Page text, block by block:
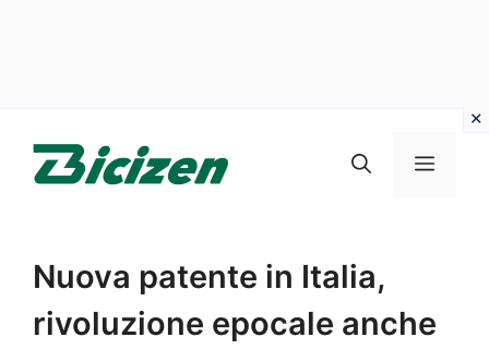
Menu
Nuova patente in Italia,
rivoluzione epocale anche